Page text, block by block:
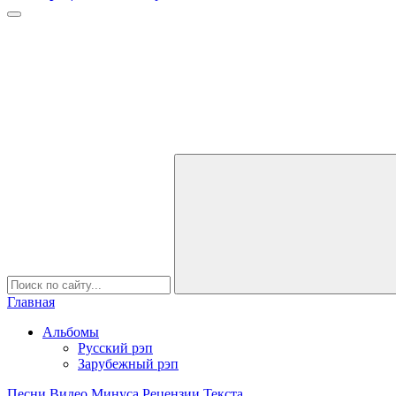
Главная
Альбомы
Русский рэп
Зарубежный рэп